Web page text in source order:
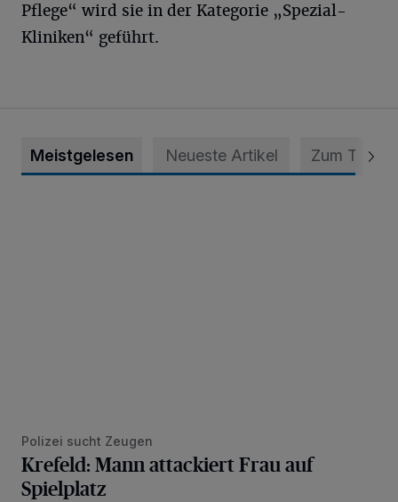
Pflege“ wird sie in der Kategorie „Spezial-
Kliniken“ geführt.
Meistgelesen Neueste Artikel Zum Thema
Polizei sucht Zeugen
Krefeld: Mann attackiert Frau auf
Spielplatz